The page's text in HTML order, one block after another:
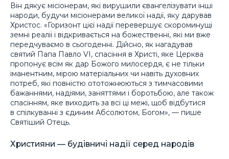
Він дякує місіонерам, які вирушили євангелізувати інші
народи, будучи місіонерами великої надії, яку дарував
Христос. «Горизонт цієї надії перевершує скороминущі
земні реалії і відкривається на божественні, які ми вже
передчуваємо в сьогоденні. Дійсно, як нагадував
святий Папа Павло VI, спасіння в Христі, яке Церква
пропонує всім як дар Божого милосердя, є не тільки
іманентним, мірою матеріальних чи навіть духовних
потреб, які повністю ототожнюються з тимчасовими
бажаннями, надіями, заняттями і боротьбою, але також
спасінням, яке виходить за всі ці межі, щоб відбутися
в спілкуванні з єдиним Абсолютом, Богом», — пише
Святіший Отець.
Християни — будівничі надії серед народів